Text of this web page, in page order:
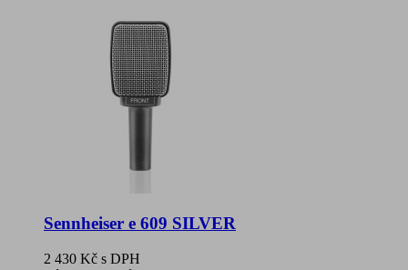
Sennheiser e 609 SILVER
2 430 Kč s DPH